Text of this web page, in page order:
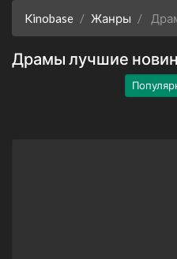
Kinobase Жанры
Драмы лучшие